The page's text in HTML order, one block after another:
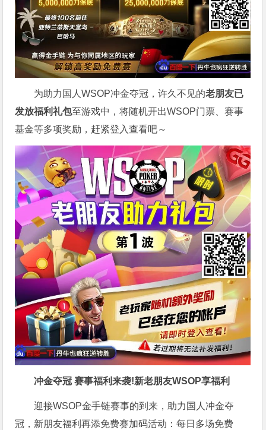
为助力国人WSOP冲金夺冠，许久不见的老朋友已
发放福利礼包至游戏中，将随机开出WSOP门票、赛事
基金等多项奖励，赶紧登入查看吧～
冲金夺冠 赛事福利来袭!新老朋友WSOP享福利
迎接WSOP金手链赛事的到来，助力国人冲金夺
冠，新朋友福利再添免费赛加码活动：每日多场免费